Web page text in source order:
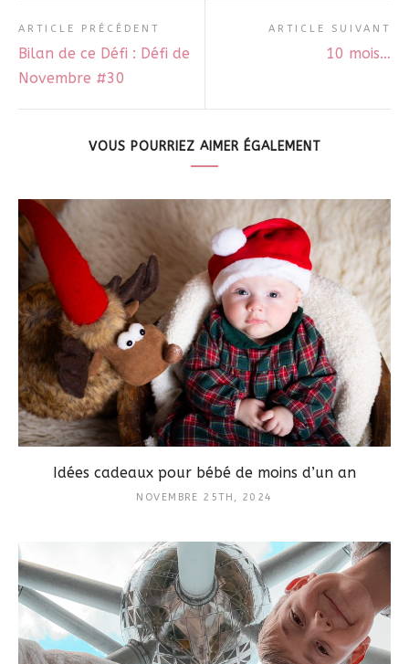
ARTICLE PRÉCÉDENT
Bilan de ce Défi : Défi de
Novembre #30
ARTICLE SUIVANT
10 mois…
VOUS POURRIEZ AIMER ÉGALEMENT
Idées cadeaux pour bébé de moins d’un an
NOVEMBRE 25TH, 2024